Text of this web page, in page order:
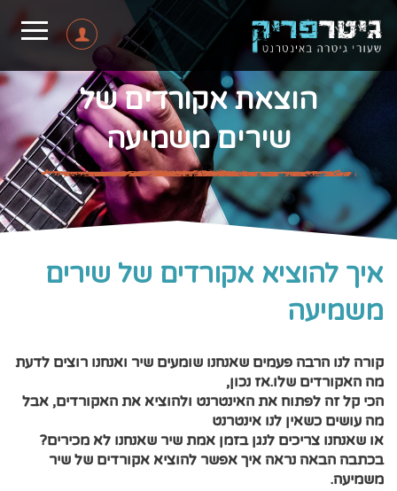
הוצאת אקורדים של
שירים משמיעה
איך להוציא אקורדים של שירים
משמיעה
קורה לנו הרבה פעמים שאנחנו שומעים שיר ואנחנו רוצים לדעת
מה האקורדים שלו.אז נכון,
הכי קל זה לפתוח את האינטרנט ולהוציא את האקורדים, אבל
מה עושים כשאין לנו אינטרנט
או שאנחנו צריכים לנגן בזמן אמת שיר שאנחנו לא מכירים?
בכתבה הבאה נראה איך אפשר להוציא אקורדים של שיר
משמיעה.